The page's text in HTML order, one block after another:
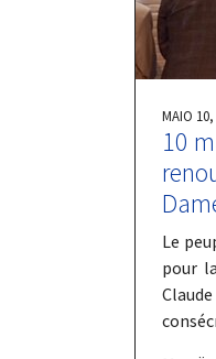
MAIO
10
Le
pour